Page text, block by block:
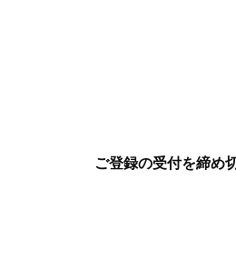
ご登録の受付を締め